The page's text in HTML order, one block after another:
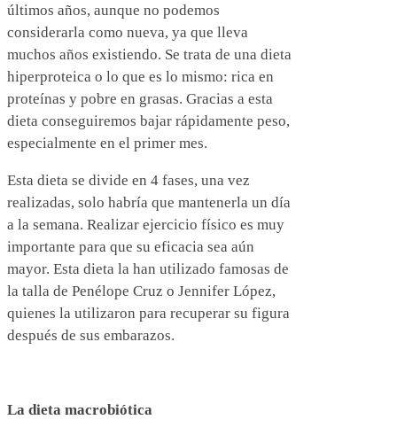
últimos años, aunque no podemos
considerarla como nueva, ya que lleva
muchos años existiendo. Se trata de una dieta
hiperproteica o lo que es lo mismo: rica en
proteínas y pobre en grasas. Gracias a esta
dieta conseguiremos bajar rápidamente peso,
especialmente en el primer mes.
Esta dieta se divide en 4 fases, una vez
realizadas, solo habría que mantenerla un día
a la semana. Realizar ejercicio físico es muy
importante para que su eficacia sea aún
mayor. Esta dieta la han utilizado famosas de
la talla de Penélope Cruz o Jennifer López,
quienes la utilizaron para recuperar su figura
después de sus embarazos.
La dieta macrobiótica